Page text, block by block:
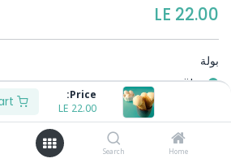
Price:
22.00
Home
Search
22.00
بولة
بولة
+
18.00
3 بولة +
33.00
LE